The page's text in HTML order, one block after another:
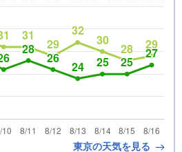
東京の天気を見る